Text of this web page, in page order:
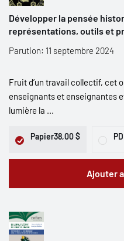
Développer la pensée
représentations, outils et
Parution: 11 septembre 2024
Fruit d’un travail collectif, cet
enseignants et enseignantes
lumière la ...
Papier38,00 $
Ajouter